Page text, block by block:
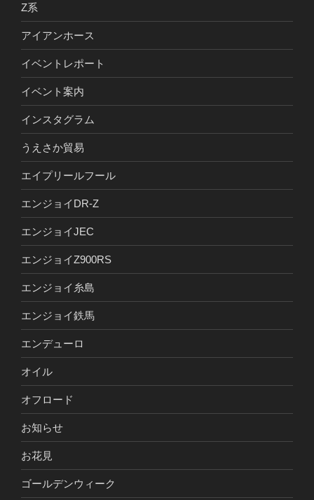
Z系
アイアンホース
イベントレポート
イベント案内
インスタグラム
うえさか貿易
エイプリールフール
エンジョイDR-Z
エンジョイJEC
エンジョイZ900RS
エンジョイ糸島
エンジョイ鉄馬
エンデューロ
オイル
オフロード
お知らせ
お花見
ゴールデンウィーク